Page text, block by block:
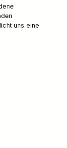
uns eine